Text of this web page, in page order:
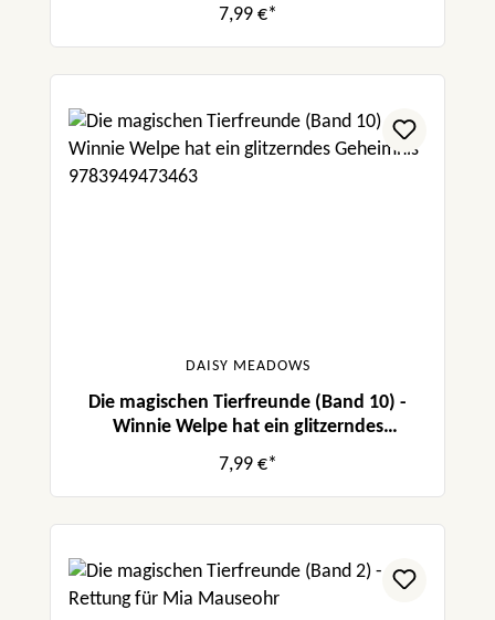
7,99 €*
DAISY MEADOWS
Die magischen Tierfreunde (Band 10) -
Winnie Welpe hat ein glitzerndes
Geheimnis
7,99 €*